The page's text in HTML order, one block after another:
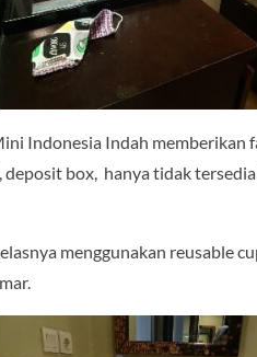
Indonesia Indah memberikan
box, hanya tidak
menggunakan reusable